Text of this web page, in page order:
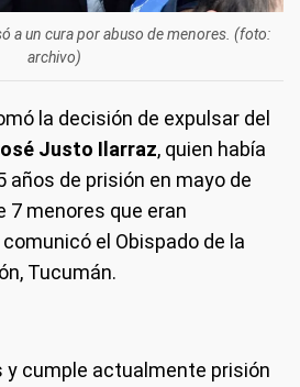
a un cura por abuso de menores. (foto:
archivo)
la decisión de expulsar del
Justo Ilarraz, quien había
años de prisión en mayo de
7 menores que eran
el Obispado de la
Tucumán.
y cumple actualmente prisión